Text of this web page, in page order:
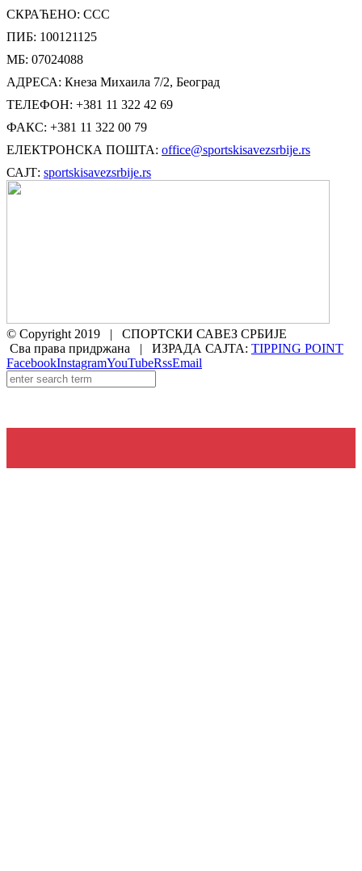
СКРАЋЕНО: ССС
ПИБ: 100121125
МБ: 07024088
АДРЕСА: Кнеза Михаила 7/2, Београд
ТЕЛЕФОН: +381 11 322 42 69
ФАКС: +381 11 322 00 79
ЕЛЕКТРОНСКА ПОШТА: office@sportskisavezsrbije.rs
САЈТ: sportskisavezsrbije.rs
© Copyright 2019 | СПОРТСКИ САВЕЗ СРБИЈЕ
Сва права придржана | ИЗРАДА САЈТА: TIPPING POINT
FacebookInstagramYouTubeRssEmail